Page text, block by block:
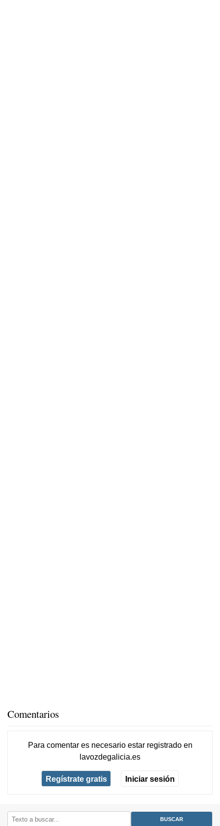
Comentarios
Para comentar es necesario estar registradoen
lavozdegalicia.es
Regístrate gratis Iniciar sesión